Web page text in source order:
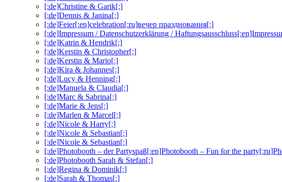
[:de]Christine & Garik[:]
[:de]Dennis & Janina[:]
[:de]Feier[:en]celebration[:ru]вечер празднования[:]
[:de]Impressum / Datenschutzerklärung /
[:de]Katrin & Hendrik[:]
[:de]Kerstin & Christopher[:]
[:de]Kerstin & Mario[:]
[:de]Kira & Johannes[:]
[:de]Lucy & Henning[:]
[:de]Manuela & Claudia[:]
[:de]Marc & Sabrina[:]
[:de]Marie & Jens[:]
[:de]Marlen & Marcel[:]
[:de]Nicole & Harry[:]
[:de]Nicole & Sebastian[:]
[:de]Nicole & Sebastian[:]
[:de]Photobooth – der Partyspaß[:en]Photobooth – Fun for the
[:de]Photobooth Sarah & Stefan[:]
[:de]Regina & Dominik[:]
[:de]Sarah & Thomas[:]